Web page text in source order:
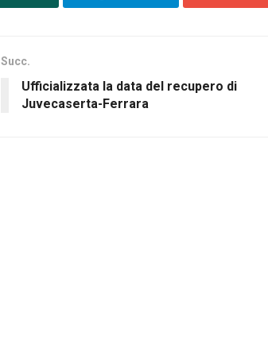
Succ.
Ufficializzata la data del recupero di
Juvecaserta-Ferrara